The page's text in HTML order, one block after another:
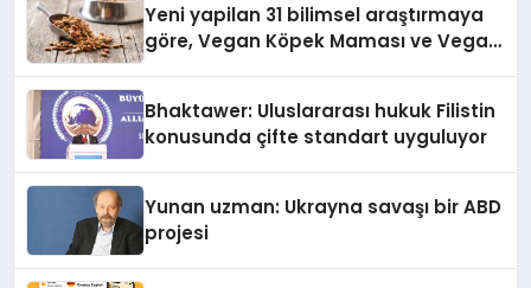
Yeni yapilan 31 bilimsel araştırmaya
göre, Vegan Köpek Maması ve Vegan
Bhaktawer: Uluslararası hukuk Filistin
konusunda çifte standart uyguluyor
Yunan uzman: Ukrayna savaşı bir ABD
projesi